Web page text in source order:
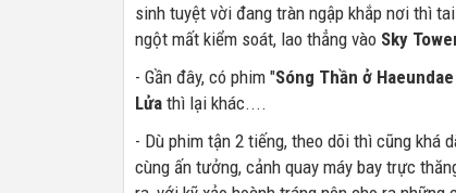
sinh tuyệt vời đang tràn ngập khắp nơi thì
ngột mất kiểm soát, lao thẳng vào Sky
- Gần đây, có phim "Sóng Thần ở
Lửathì lại khác....
- Dù phim tận 2 tiếng, theo dõi thì cũng khá
cùng ấn tưởng, cảnh quay máy bay trực